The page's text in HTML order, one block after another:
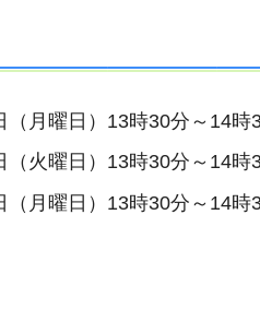
月曜日）13時30分～14時
火曜日）13時30分～14時
月曜日）13時30分～14時